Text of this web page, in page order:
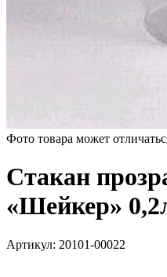
Фото товара может
Стакан
«Шейкер»
Артикул: 20101-00022